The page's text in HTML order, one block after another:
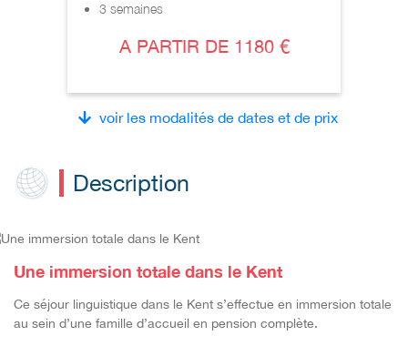
3 semaines
A PARTIR DE 1180 €
voir les modalités de dates et de prix
Description
Une immersion totale dans le Kent
Ce séjour linguistique dans le Kent s’effectue en immersion totale
au sein d’une famille d’accueil en pension complète.